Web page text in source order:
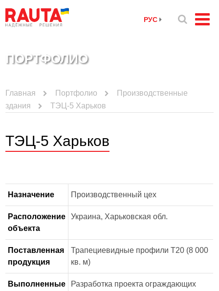
РУС
ПОРТФОЛИО
Главная Портфолио
Производственные
здания
ТЭЦ-5 Харьков
ТЭЦ-5 Харьков
Назначение Производственный цех
Расположение
объекта
Украина, Харьковская обл.
Поставленная
продукция
Трапециевидные профили Т20 (8 000
кв. м)
Выполненные
Разработка проекта ограждающих